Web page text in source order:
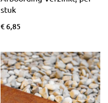
stuk
€ 6,85